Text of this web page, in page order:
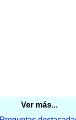
Ver más...